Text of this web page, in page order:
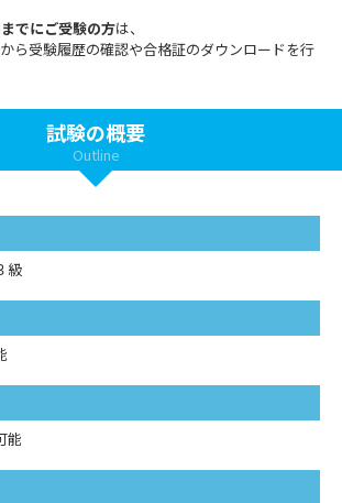
でにご受験の方は、
ら受験履歴の確認や合格証のダウンロードを行
試験の概要
Outline
級
能